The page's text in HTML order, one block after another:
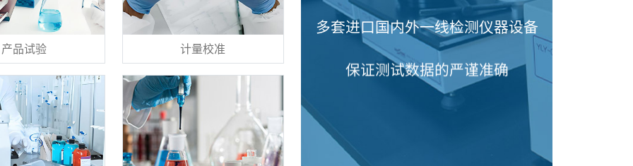
产品试验 计量校准
多套进口国内外一线检测仪器设备
保证测试数据的严谨准确